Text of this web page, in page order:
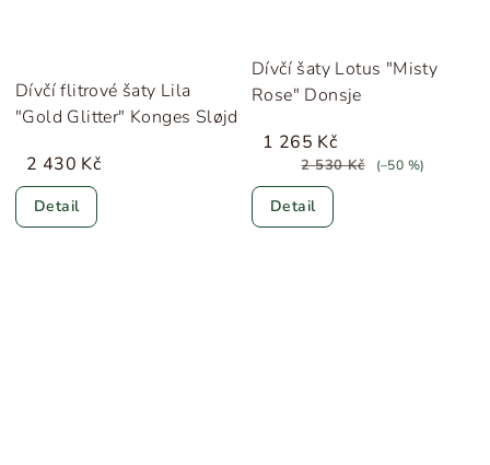
Dívčí flitrové šaty Lila
"Gold Glitter" Konges Sløjd
2 430 Kč
Detail
Dívčí šaty Lotus "Misty
Rose" Donsje
1 265 Kč
2 530 Kč (–50 %)
Detail